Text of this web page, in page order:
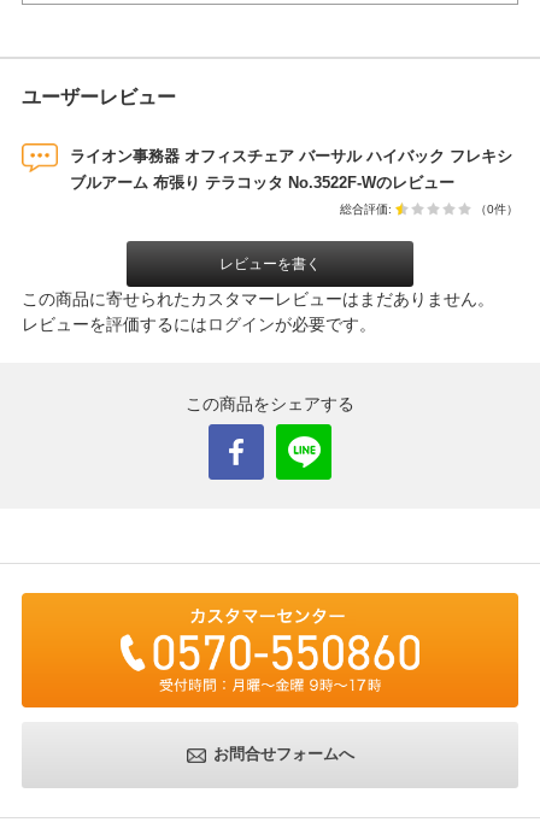
ユーザーレビュー
ライオン事務器 オフィスチェア バーサル ハイバック フレキシ
ブルアーム 布張り テラコッタ No.3522F-Wのレビュー
総合評価: （0件）
レビューを書く
この商品に寄せられたカスタマーレビューはまだありません。
レビューを評価するにはログインが必要です。
この商品をシェアする
お問合せフォームへ